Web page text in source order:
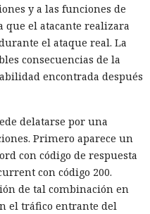
y a las funciones de
que el atacante realizara
el ataque real. La
consecuencias de la
encontrada después
delatarse por una
Primero aparece un
con código de respuesta
con código 200.
de tal combinación en
el tráfico entrante del